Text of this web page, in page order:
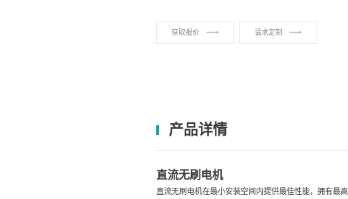
获取报价 请求定制
产品详情
直流无刷电机
直流无刷电机在最小安装空间内提供最佳性能，拥有最